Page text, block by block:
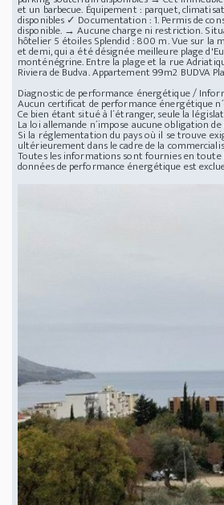
et un barbecue. Équipement : parquet,
disponibles ✓ Documentation : 1. Permis de
disponible. → Aucune charge ni restriction.
hôtelier 5 étoiles Splendid : 800 m. Vue sur la
et demi, qui a été désignée meilleure plage
monténégrine. Entre la plage et la rue
Riviera de Budva. Appartement 99m2 BUDVA
Diagnostic de performance énergétique /
Aucun certificat de performance énergétique
Ce bien étant situé à l´étranger, seule la
La loi allemande n´impose aucune obligation
Si la réglementation du pays où il se trouve
ultérieurement dans le cadre de la
Toutes les informations sont fournies en
données de performance énergétique est